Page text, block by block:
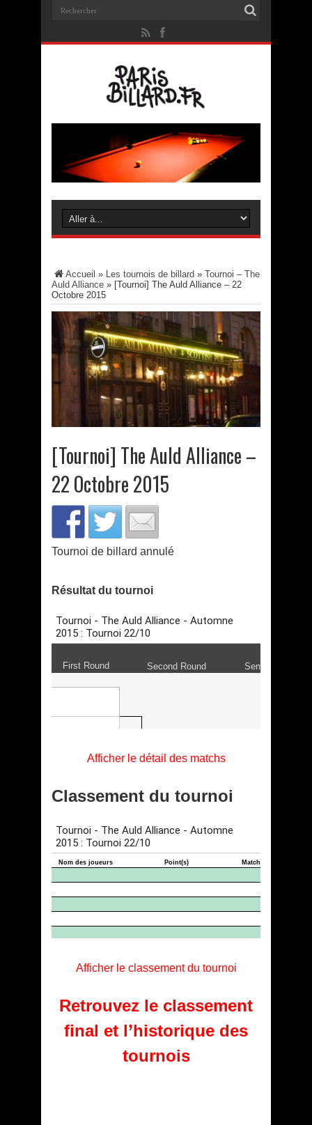
Accueil » Les tournois de billard » Tournoi – The
Auld Alliance » [Tournoi] The Auld Alliance – 22
Octobre 2015
[Tournoi] The Auld Alliance –
22 Octobre 2015
Tournoi de billard annulé
Résultat du tournoi
Afficher le détail des matchs
Classement du tournoi
Afficher le classement du tournoi
Retrouvez le classement
final et l’historique des
tournois